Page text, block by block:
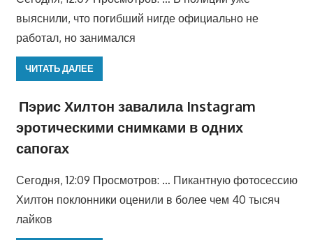
выяснили, что погибший нигде официально не
работал, но занимался
ЧИТАТЬ ДАЛЕЕ
Пэрис Хилтон завалила Instagram
эротическими снимками в одних
сапогах
Сегодня, 12:09 Просмотров: … Пикантную фотосессию
Хилтон поклонники оценили в более чем 40 тысяч
лайков